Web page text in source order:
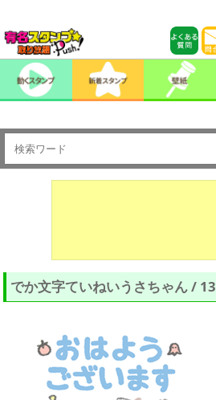
でか文字ていねいうさちゃん / 13